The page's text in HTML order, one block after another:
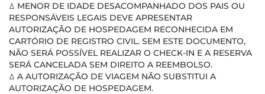
ꕔ MENOR DE IDADE DESACOMPANHADO DOS PAIS OU
RESPONSÁVEIS LEGAIS DEVE APRESENTAR
AUTORIZAÇÃO DE HOSPEDAGEM RECONHECIDA EM
CARTÓRIO DE REGISTRO CIVIL. SEM ESTE DOCUMENTO,
NÃO SERÁ POSSÍVEL REALIZAR O CHECK-IN E A RESERVA
SERÁ CANCELADA SEM DIREITO A REEMBOLSO.
ꕔ A AUTORIZAÇÃO DE VIAGEM NÃO SUBSTITUI A
AUTORIZAÇÃO DE HOSPEDAGEM.